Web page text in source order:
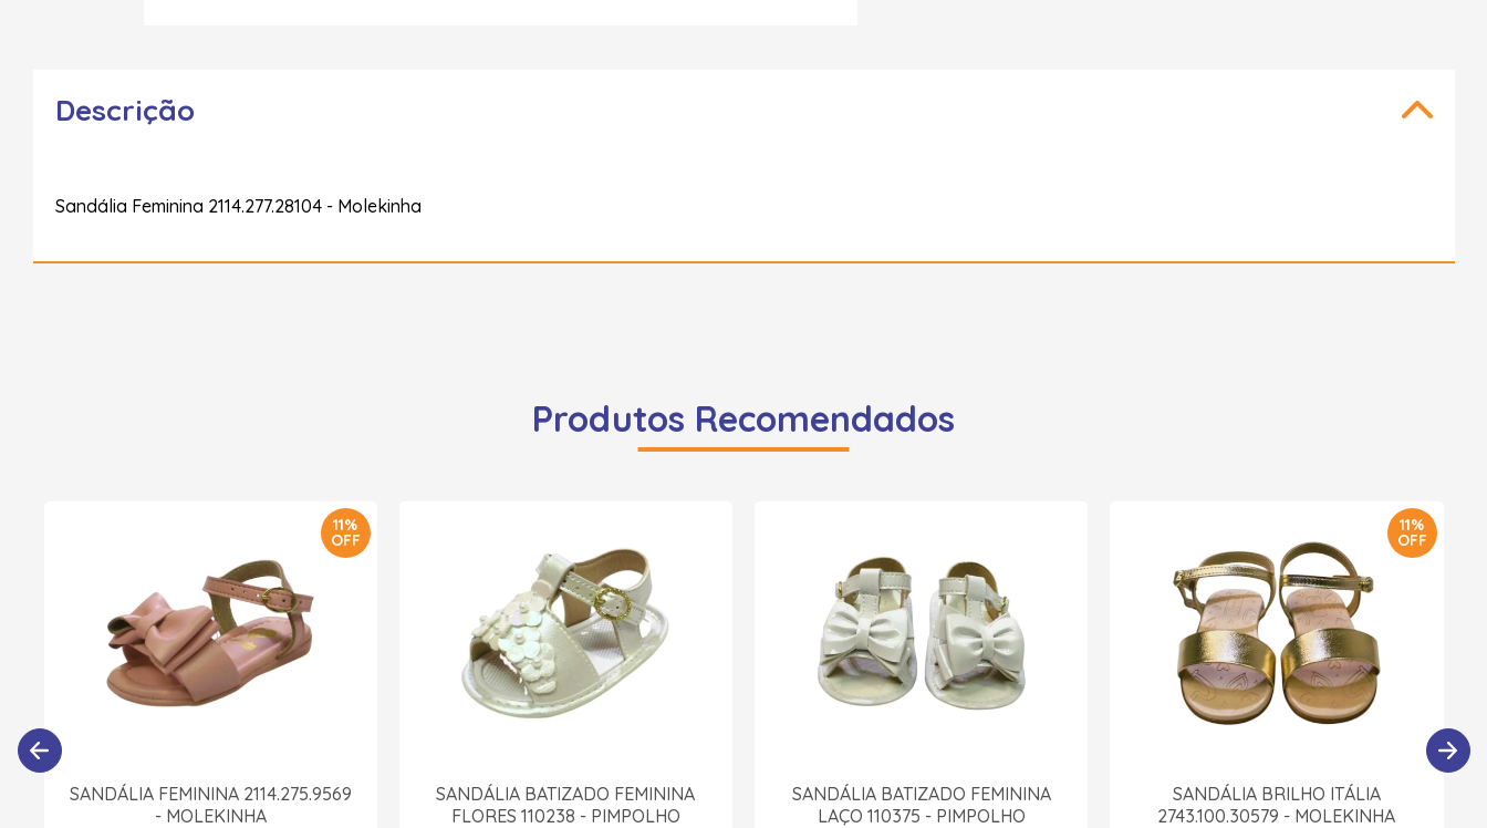
Descrição
Sandália Feminina 2114.277.28104 - Molekinha
Produtos Recomendados
11%
OFF
SANDÁLIA FEMININA 2114.275.9569
- MOLEKINHA
SANDÁLIA BATIZADO FEMININA
FLORES 110238 - PIMPOLHO
SANDÁLIA BATIZADO FEMININA
LAÇO 110375 - PIMPOLHO
11%
OFF
SANDÁLIA BRILHO ITÁLIA
2743.100.30579 - MOLEKINHA